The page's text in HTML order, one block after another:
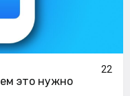
22
это нужно